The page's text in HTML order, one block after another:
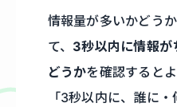
情報量が多いかどう
て、 3秒以内に情報が
どうかを確認するとよ
「3秒以内に、誰に